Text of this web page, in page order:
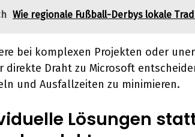
Wie regionale Fußball-Derbys lokale
bei komplexen Projekten oder
direkte Draht zu Microsoft
und Ausfallzeiten zu minimieren.
Lösungen